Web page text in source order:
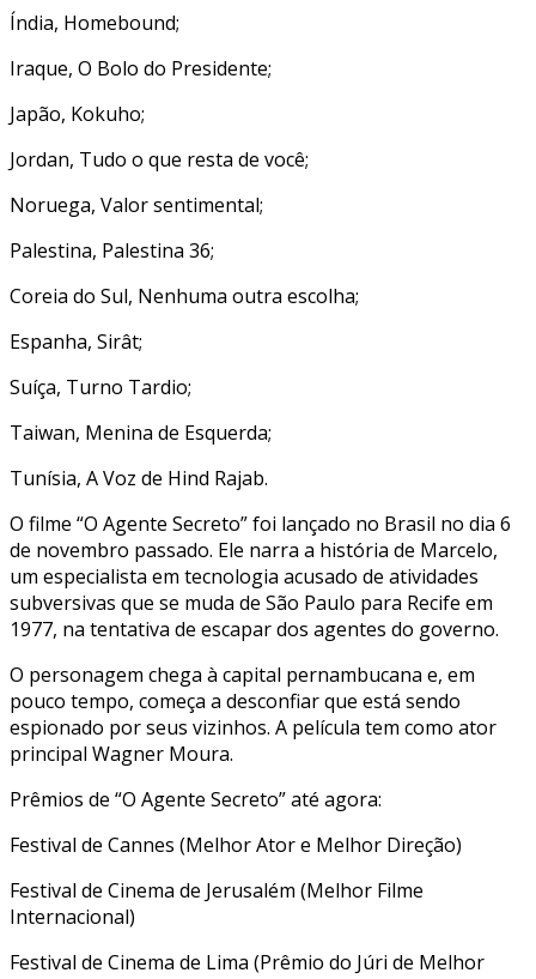
Índia, Homebound;
Iraque, O Bolo do Presidente;
Japão, Kokuho;
Jordan, Tudo o que resta de você;
Noruega, Valor sentimental;
Palestina, Palestina 36;
Coreia do Sul, Nenhuma outra escolha;
Espanha, Sirât;
Suíça, Turno Tardio;
Taiwan, Menina de Esquerda;
Tunísia, A Voz de Hind Rajab.
O filme “O Agente Secreto” foi lançado no Brasil no dia 6
de novembro passado. Ele narra a história de Marcelo,
um especialista em tecnologia acusado de atividades
subversivas que se muda de São Paulo para Recife em
1977, na tentativa de escapar dos agentes do governo.
O personagem chega à capital pernambucana e, em
pouco tempo, começa a desconfiar que está sendo
espionado por seus vizinhos. A película tem como ator
principal Wagner Moura.
Prêmios de “O Agente Secreto” até agora:
Festival de Cannes (Melhor Ator e Melhor Direção)
Festival de Cinema de Jerusalém (Melhor Filme
Internacional)
Festival de Cinema de Lima (Prêmio do Júri de Melhor